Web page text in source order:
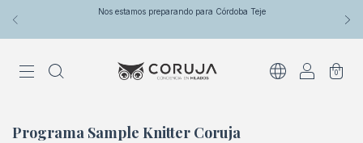
Nos estamos preparando para Córdoba Teje
0
Programa Sample Knitter Coruja